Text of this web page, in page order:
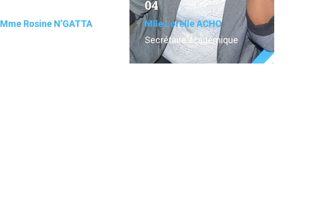
Mme Rosine N’GATTA
04
Mlle Lorelle ACHO
Secrétaire académique